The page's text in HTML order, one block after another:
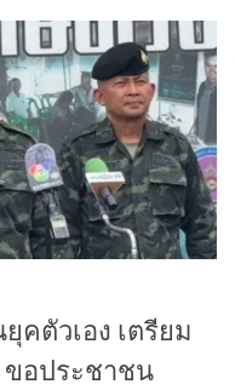
คตัวเอง เตรียม
ขอประชาชน